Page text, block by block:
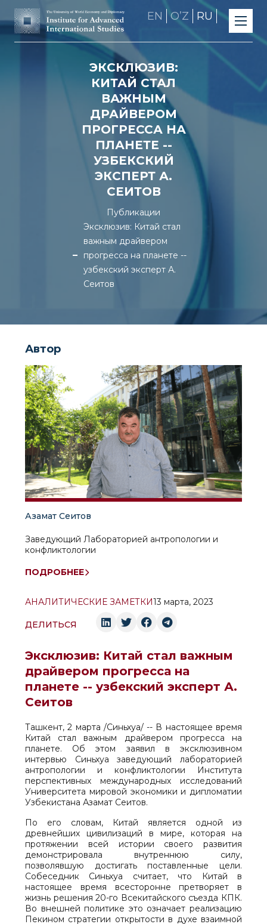
EN OʼZ RU
ЭКСКЛЮЗИВ:
КИТАЙ СТАЛ
ВАЖНЫМ
ДРАЙВЕРОМ
ПРОГРЕССА НА
ПЛАНЕТЕ --
УЗБЕКСКИЙ
ЭКСПЕРТ А.
СЕИТОВ
Публикации
Эксклюзив: Китай стал
важным драйвером
прогресса на планете --
узбекский эксперт А.
Сеитов
Автор
Азамат Сеитов
Заведующий Лабораторией антропологии и
конфликтологии
ПОДРОБНЕЕ
АНАЛИТИЧЕСКИЕ ЗАМЕТКИ13 марта, 2023
ДЕЛИТЬСЯ
Эксклюзив: Китай стал важным
драйвером прогресса на
планете -- узбекский эксперт А.
Сеитов
Ташкент, 2 марта /Синьхуа/ -- В настоящее время
Китай стал важным драйвером прогресса на
планете. Об этом заявил в эксклюзивном
интервью Синьхуа заведующий лабораторией
антропологии и конфликтологии Института
перспективных международных исследований
Университета мировой экономики и дипломатии
Узбекистана Азамат Сеитов.
По его словам, Китай является одной из
древнейших цивилизаций в мире, которая на
протяжении всей истории своего развития
демонстрировала внутреннюю силу,
позволявшую достигать поставленные цели.
Собеседник Синьхуа считает, что Китай в
настоящее время всесторонне претворяет в
жизнь решения 20-го Всекитайского съезда КПК.
Во внешней политике это означает реализацию
Пекином стратегии открытости в духе взаимной